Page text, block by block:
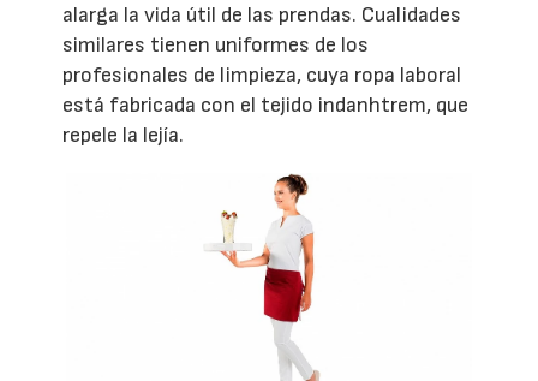
alarga la vida útil de las prendas. Cualidades
similares tienen uniformes de los
profesionales de limpieza, cuya ropa laboral
está fabricada con el tejido indanhtrem, que
repele la lejía.